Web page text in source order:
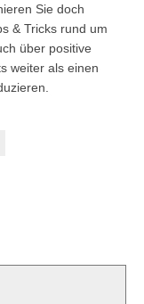
Sie doch
& Tricks rund um
über positive
weiter als einen